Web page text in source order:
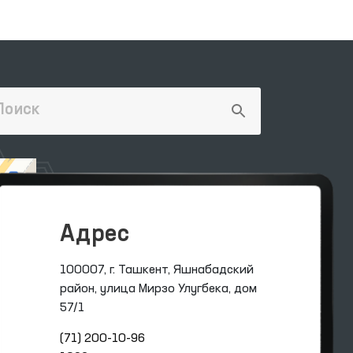
Адрес
100007, г. Ташкент, Яшнабадский
район, улица Мирзо Улугбека, дом
57/1
(71) 200-10-96